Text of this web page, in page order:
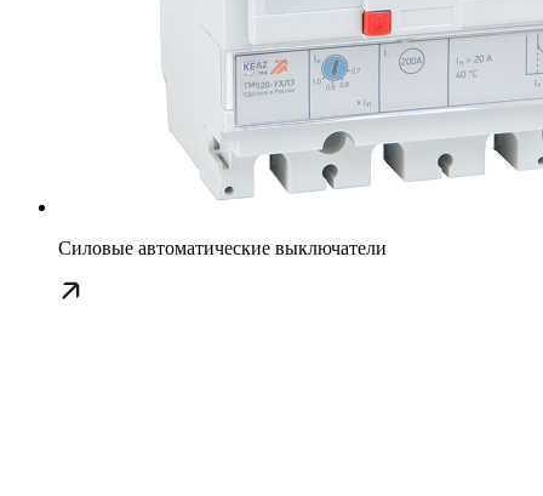
Силовые автоматические выключатели